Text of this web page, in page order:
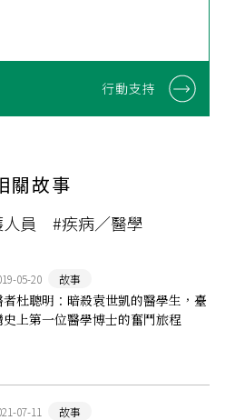
行動支持
關故事
員 #疾病／醫學
05-20 故事
者杜聰明：暗殺袁世凱的醫學生，臺
史上第一位醫學博士的奮鬥旅程
07-11 故事